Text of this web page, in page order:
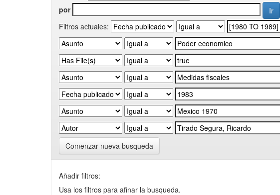
por
Filtros actuales:
Comenzar nueva busqueda
Añadir filtros:
Usa los filtros para afinar la busqueda.